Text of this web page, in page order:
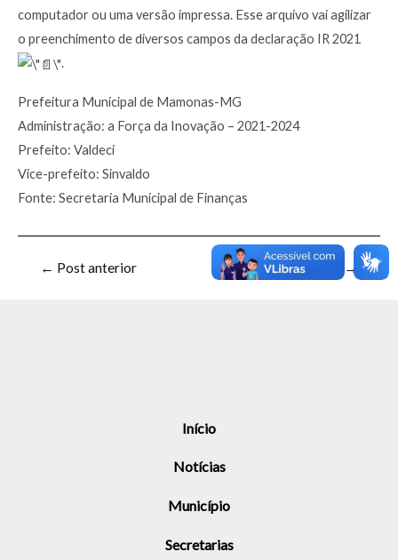
computador ou uma versão impressa. Esse arquivo vai agilizar
o preenchimento de diversos campos da declaração IR 2021
.
Prefeitura Municipal de Mamonas-MG
Administração: a Força da Inovação – 2021-2024
Prefeito: Valdeci
Vice-prefeito: Sinvaldo
Fonte: Secretaria Municipal de Finanças
← Post anterior Post seguinte →
Início
Notícias
Município
Secretarias